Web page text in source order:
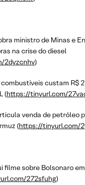
ministro de Minas e
na crise do diesel
2dyzcnhv)
custam R$
(https://tinyurl.com/
venda de petróleo
(https://tinyurl.com/
filme sobre Bolsonaro
272sfuhg)